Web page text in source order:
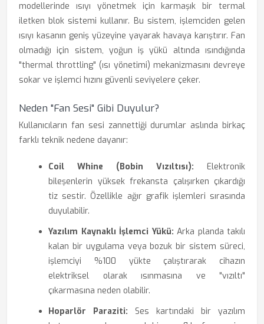
modellerinde ısıyı yönetmek için karmaşık bir termal
iletken blok sistemi kullanır. Bu sistem, işlemciden gelen
ısıyı kasanın geniş yüzeyine yayarak havaya karıştırır. Fan
olmadığı için sistem, yoğun iş yükü altında ısındığında
"thermal throttling" (ısı yönetimi) mekanizmasını devreye
sokar ve işlemci hızını güvenli seviyelere çeker.
Neden "Fan Sesi" Gibi Duyulur?
Kullanıcıların fan sesi zannettiği durumlar aslında birkaç
farklı teknik nedene dayanır:
Coil Whine (Bobin Vızıltısı): Elektronik
bileşenlerin yüksek frekansta çalışırken çıkardığı
tiz sestir. Özellikle ağır grafik işlemleri sırasında
duyulabilir.
Yazılım Kaynaklı İşlemci Yükü: Arka planda takılı
kalan bir uygulama veya bozuk bir sistem süreci,
işlemciyi %100 yükte çalıştırarak cihazın
elektriksel olarak ısınmasına ve "vızıltı"
çıkarmasına neden olabilir.
Hoparlör Paraziti: Ses kartındaki bir yazılım